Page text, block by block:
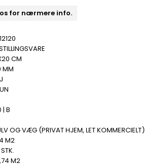
for nærmere info.
CM
MM
| B
OG VÆG (PRIVAT HJEM, LET KOMMERCIELT)
M2
M2